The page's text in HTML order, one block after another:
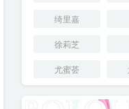
绮里嘉
徐莉芝
尤蜜荟